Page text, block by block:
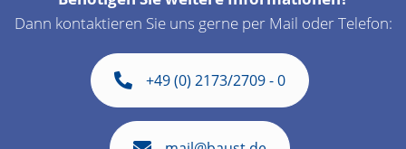
Dann kontaktieren Sie uns gerne per Mail oder Telefon:
+49 (0) 2173/2709 - 0